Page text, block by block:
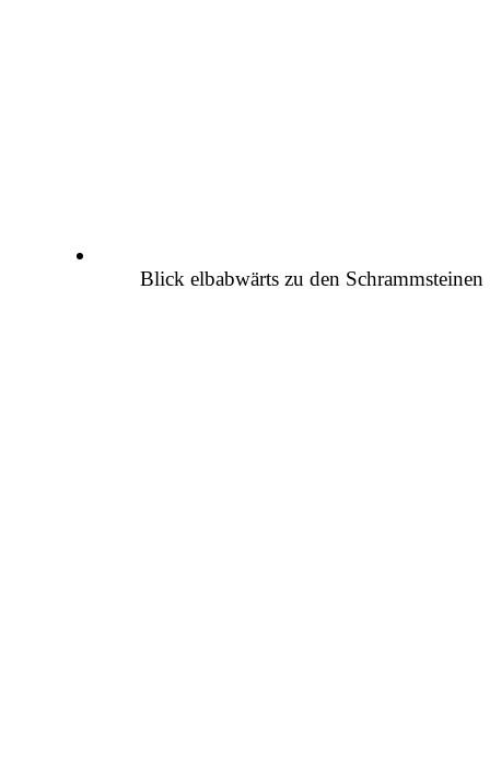
Blick elbabwärts zu den Schrammsteinen